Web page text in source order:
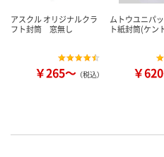
アスクル オリジナルクラ
フト封筒 窓無し
￥265～ （税込）
ムトウユニパ
ト紙封筒(ケン
￥